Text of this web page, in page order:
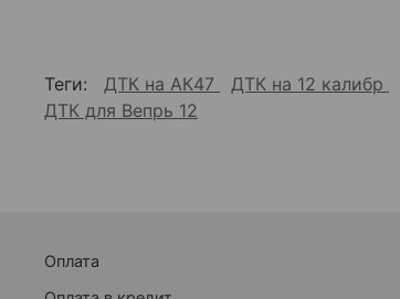
Теги: ДТК на АК47 ДТК на 12 калибр
ДТК для Вепрь 12
Оплата